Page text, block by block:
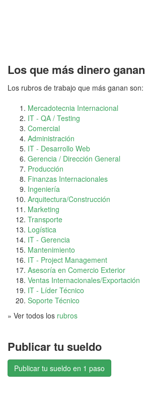
Los que más dinero ganan
Los rubros de trabajo que más ganan son:
Mercadotecnia Internacional
IT - QA / Testing
Comercial
Administración
IT - Desarrollo Web
Gerencia / Dirección General
Producción
Finanzas Internacionales
Ingeniería
Arquitectura/Construcción
Marketing
Transporte
Logística
IT - Gerencia
Mantenimiento
IT - Project Management
Asesoría en Comercio Exterior
Ventas Internacionales/Exportación
IT - Líder Técnico
Soporte Técnico
» Ver todos los rubros
Publicar tu sueldo
Publicar tu sueldo en 1 paso